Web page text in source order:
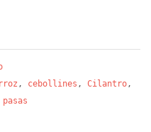
, cebollines , Cilantro,
pasas